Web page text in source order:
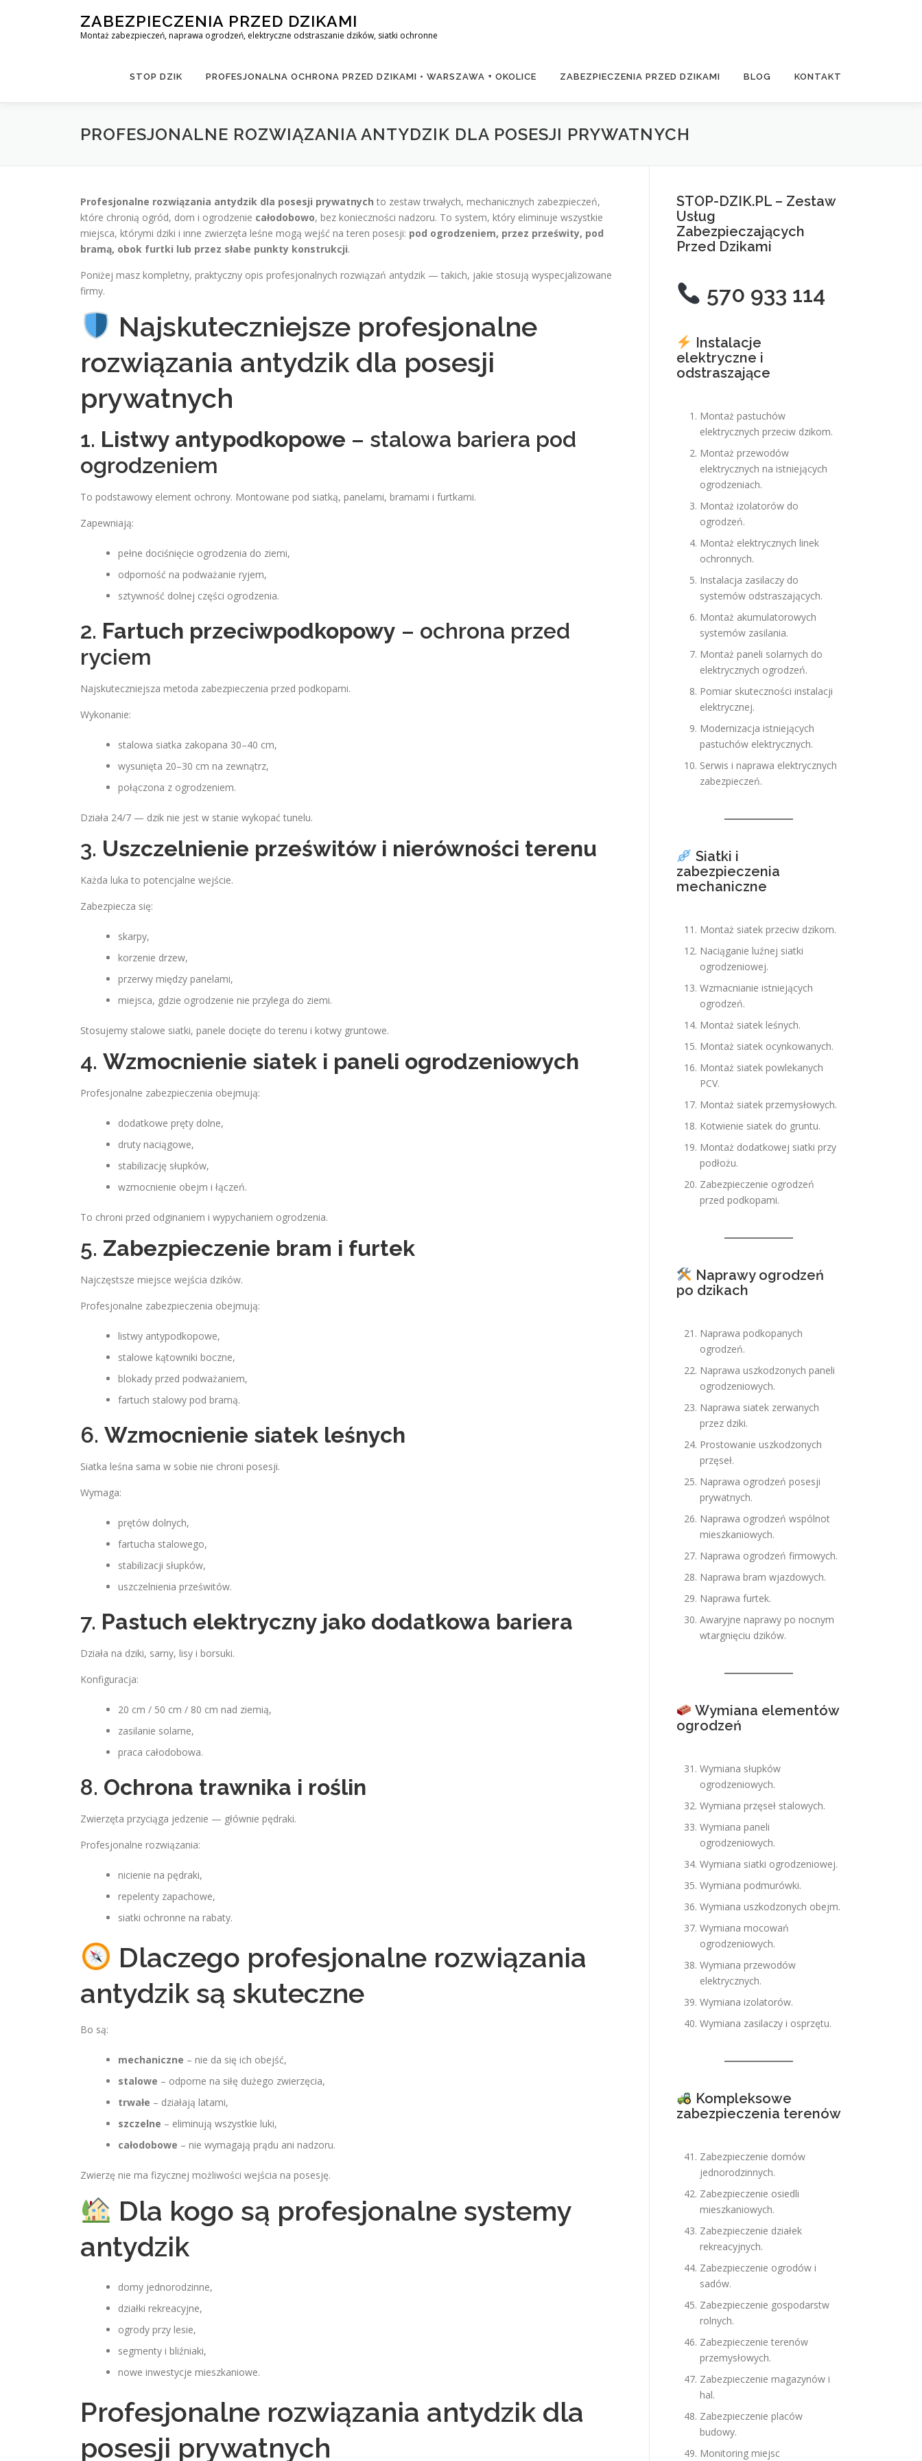
ZABEZPIECZENIA PRZED DZIKAMI
Montaż zabezpieczeń, naprawa ogrodzeń, elektryczne odstraszanie dzików, siatki ochronne
STOP DZIK PROFESJONALNA OCHRONA PRZED DZIKAMI • WARSZAWA + OKOLICE ZABEZPIECZENIA PRZED DZIKAMI BLOG KONTAKT
PROFESJONALNE ROZWIĄZANIA ANTYDZIK DLA POSESJI PRYWATNYCH
Profesjonalne rozwiązania antydzik dla posesji prywatnych to zestaw trwałych, mechanicznych zabezpieczeń,
które chronią ogród, dom i ogrodzenie całodobowo, bez konieczności nadzoru. To system, który eliminuje wszystkie
miejsca, którymi dziki i inne zwierzęta leśne mogą wejść na teren posesji: pod ogrodzeniem, przez prześwity, pod
bramą, obok furtki lub przez słabe punkty konstrukcji.
Poniżej masz kompletny, praktyczny opis profesjonalnych rozwiązań antydzik — takich, jakie stosują wyspecjalizowane
firmy.
Najskuteczniejsze profesjonalne
rozwiązania antydzik dla posesji
prywatnych
1. Listwy antypodkopowe – stalowa bariera pod
ogrodzeniem
To podstawowy element ochrony. Montowane pod siatką, panelami, bramami i furtkami.
Zapewniają:
pełne dociśnięcie ogrodzenia do ziemi,
odporność na podważanie ryjem,
sztywność dolnej części ogrodzenia.
2. Fartuch przeciwpodkopowy – ochrona przed
ryciem
Najskuteczniejsza metoda zabezpieczenia przed podkopami.
Wykonanie:
stalowa siatka zakopana 30–40 cm,
wysunięta 20–30 cm na zewnątrz,
połączona z ogrodzeniem.
Działa 24/7 — dzik nie jest w stanie wykopać tunelu.
3. Uszczelnienie prześwitów i nierówności terenu
Każda luka to potencjalne wejście.
Zabezpiecza się:
skarpy,
korzenie drzew,
przerwy między panelami,
miejsca, gdzie ogrodzenie nie przylega do ziemi.
Stosujemy stalowe siatki, panele docięte do terenu i kotwy gruntowe.
4. Wzmocnienie siatek i paneli ogrodzeniowych
Profesjonalne zabezpieczenia obejmują:
dodatkowe pręty dolne,
druty naciągowe,
stabilizację słupków,
wzmocnienie obejm i łączeń.
To chroni przed odginaniem i wypychaniem ogrodzenia.
5. Zabezpieczenie bram i furtek
Najczęstsze miejsce wejścia dzików.
Profesjonalne zabezpieczenia obejmują:
listwy antypodkopowe,
stalowe kątowniki boczne,
blokady przed podważaniem,
fartuch stalowy pod bramą.
6. Wzmocnienie siatek leśnych
Siatka leśna sama w sobie nie chroni posesji.
Wymaga:
prętów dolnych,
fartucha stalowego,
stabilizacji słupków,
uszczelnienia prześwitów.
7. Pastuch elektryczny jako dodatkowa bariera
Działa na dziki, sarny, lisy i borsuki.
Konfiguracja:
20 cm / 50 cm / 80 cm nad ziemią,
zasilanie solarne,
praca całodobowa.
8. Ochrona trawnika i roślin
Zwierzęta przyciąga jedzenie — głównie pędraki.
Profesjonalne rozwiązania:
nicienie na pędraki,
repelenty zapachowe,
siatki ochronne na rabaty.
Dlaczego profesjonalne rozwiązania
antydzik są skuteczne
Bo są:
mechaniczne – nie da się ich obejść,
stalowe – odporne na siłę dużego zwierzęcia,
trwałe – działają latami,
szczelne – eliminują wszystkie luki,
całodobowe – nie wymagają prądu ani nadzoru.
Zwierzę nie ma fizycznej możliwości wejścia na posesję.
Dla kogo są profesjonalne systemy
antydzik
domy jednorodzinne,
działki rekreacyjne,
ogrody przy lesie,
segmenty i bliźniaki,
nowe inwestycje mieszkaniowe.
Profesjonalne rozwiązania antydzik dla
posesji prywatnych
STOP-DZIK.PL – Zestaw
Usług
Zabezpieczających
Przed Dzikami
570 933 114
Instalacje
elektryczne i
odstraszające
Montaż pastuchów
elektrycznych przeciw dzikom.
Montaż przewodów
elektrycznych na istniejących
ogrodzeniach.
Montaż izolatorów do
ogrodzeń.
Montaż elektrycznych linek
ochronnych.
Instalacja zasilaczy do
systemów odstraszających.
Montaż akumulatorowych
systemów zasilania.
Montaż paneli solarnych do
elektrycznych ogrodzeń.
Pomiar skuteczności instalacji
elektrycznej.
Modernizacja istniejących
pastuchów elektrycznych.
Serwis i naprawa elektrycznych
zabezpieczeń.
Siatki i
zabezpieczenia
mechaniczne
Montaż siatek przeciw dzikom.
Naciąganie luźnej siatki
ogrodzeniowej.
Wzmacnianie istniejących
ogrodzeń.
Montaż siatek leśnych.
Montaż siatek ocynkowanych.
Montaż siatek powlekanych
PCV.
Montaż siatek przemysłowych.
Kotwienie siatek do gruntu.
Montaż dodatkowej siatki przy
podłożu.
Zabezpieczenie ogrodzeń
przed podkopami.
Naprawy ogrodzeń
po dzikach
Naprawa podkopanych
ogrodzeń.
Naprawa uszkodzonych paneli
ogrodzeniowych.
Naprawa siatek zerwanych
przez dziki.
Prostowanie uszkodzonych
przęseł.
Naprawa ogrodzeń posesji
prywatnych.
Naprawa ogrodzeń wspólnot
mieszkaniowych.
Naprawa ogrodzeń firmowych.
Naprawa bram wjazdowych.
Naprawa furtek.
Awaryjne naprawy po nocnym
wtargnięciu dzików.
Wymiana elementów
ogrodzeń
Wymiana słupków
ogrodzeniowych.
Wymiana przęseł stalowych.
Wymiana paneli
ogrodzeniowych.
Wymiana siatki ogrodzeniowej.
Wymiana podmurówki.
Wymiana uszkodzonych obejm.
Wymiana mocowań
ogrodzeniowych.
Wymiana przewodów
elektrycznych.
Wymiana izolatorów.
Wymiana zasilaczy i osprzętu.
Kompleksowe
zabezpieczenia terenów
Zabezpieczenie domów
jednorodzinnych.
Zabezpieczenie osiedli
mieszkaniowych.
Zabezpieczenie działek
rekreacyjnych.
Zabezpieczenie ogrodów i
sadów.
Zabezpieczenie gospodarstw
rolnych.
Zabezpieczenie terenów
przemysłowych.
Zabezpieczenie magazynów i
hal.
Zabezpieczenie placów
budowy.
Monitoring miejsc